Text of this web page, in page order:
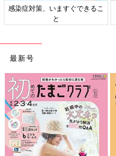
ードを集めているそう。
「産後、一番感激したのはご自身
女優の吉瀬美智子さんの言葉。『
でどちらにもなります。何事もハ
児に対して、肩の力が抜けました
子どもにも教えたいと思って、こ
さん）
笑い声が絶えない取材現場となっ
とトークのおかげ。その場にいた
か口角が上がっていました。
たまひよでは鈴木あきえさんの「
感染症対策、いますぐできるこ
と
最新号